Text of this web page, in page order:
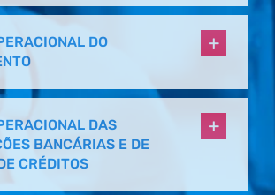
DO
DAS
BANCÁRIAS E DE
CRÉDITOS